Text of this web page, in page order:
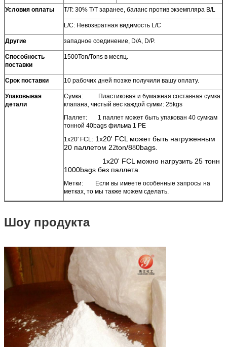
Условия оплаты T/T: 30% T/T заранее, баланс против экземпляра B/L
L/C: Невозвратная видимость L/C
Другие западное соединение, D/A, D/P.
Способность
поставки
1500Ton/Tons в месяц.
Срок поставки 10 рабочих дней позже получили вашу оплату.
Упаковывая
детали
Сумка: Пластиковая и бумажная составная сумка
клапана, чистый вес каждой сумки: 25kgs
Паллет: 1 паллет может быть упакован 40 сумкам
тонной 40bags фильма 1 PE
1x20' FCL: 1x20' FCL может быть нагруженным
20 паллетом 22ton/880bags.
1x20' FCL можно нагрузить 25 тонн
1000bags без паллета.
Метки: Если вы имеете особенные запросы на
метках, то мы также можем сделать.
Шоу продукта